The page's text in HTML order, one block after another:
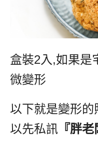
盒裝2入,如果是
微變形
以下就是變形
以先私訊 『胖